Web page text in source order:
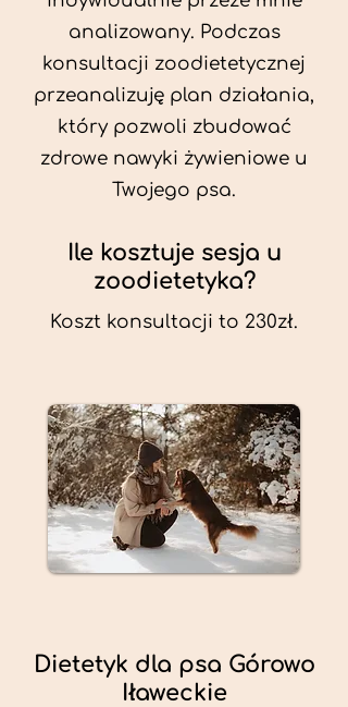
analizowany. Podczas
konsultacji zoodietetycznej
przeanalizuję plan działania,
który pozwoli zbudować
zdrowe nawyki żywieniowe u
Twojego psa.
Ile kosztuje sesja u
zoodietetyka?
Koszt konsultacji to 230zł.
Dietetyk dla psa Górowo
Iławeckie